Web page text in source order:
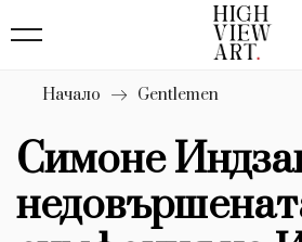
Бизнес
Мода
Dialogue
Изкуство
4340
Начало Gentlemen
Симоне